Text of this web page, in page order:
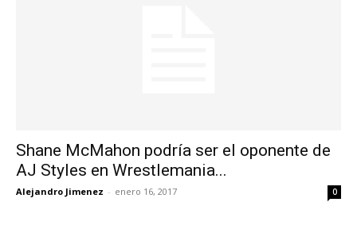
Shane McMahon podría ser el oponente de
AJ Styles en Wrestlemania...
Alejandro Jimenez - enero 16, 2017 0